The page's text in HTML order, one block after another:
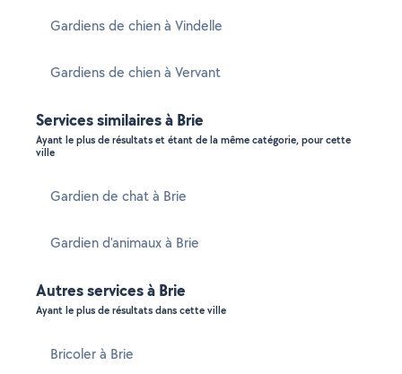
Gardiens de chien à Vindelle
Gardiens de chien à Vervant
Services similaires à Brie
Ayant le plus de résultats et étant de la même catégorie, pour cette
ville
Gardien de chat à Brie
Gardien d'animaux à Brie
Autres services à Brie
Ayant le plus de résultats dans cette ville
Bricoler à Brie